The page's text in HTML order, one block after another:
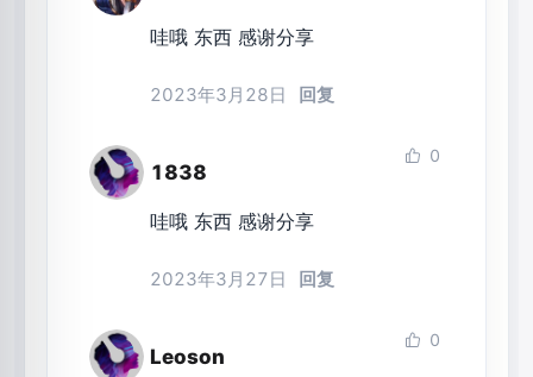
哇哦 东西 感谢分享
2023年3月28日 回复
1838
0
哇哦 东西 感谢分享
2023年3月27日 回复
Leoson
0